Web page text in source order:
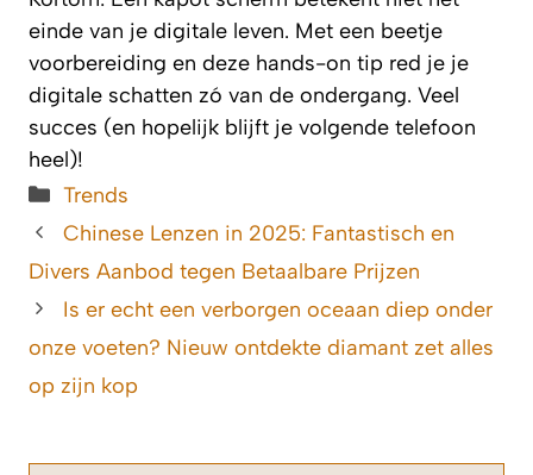
einde van je digitale leven. Met een beetje
voorbereiding en deze hands-on tip red je je
digitale schatten zó van de ondergang. Veel
succes (en hopelijk blijft je volgende telefoon
heel)!
Categorieën
Trends
Chinese Lenzen in 2025: Fantastisch en
Divers Aanbod tegen Betaalbare Prijzen
Is er echt een verborgen oceaan diep onder
onze voeten? Nieuw ontdekte diamant zet alles
op zijn kop